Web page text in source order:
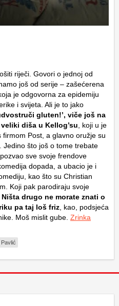
riječi. Govori o jednoj od
još od serije – zašećerena
je odgovorna za epidemiju
i svijeta. Ali je to jako
gluten!’, viče još na
diša u Kellog’su , koji u je
Post, a glavno oružje su
Jedino što još o tome trebate
sve svoje frendove
dopada, a ubacio je i
kao što su Christian
Koji pak parodiraju svoje
Ništa drugo ne morate znati o
pa taj loš friz , kao, podsjeća
Moš mislit gube. Zrinka